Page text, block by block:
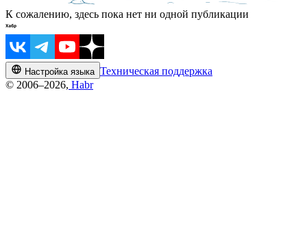
К сожалению, здесь пока нет ни одной публикации
Настройка языка Техническая поддержка
© 2006–2026, Habr